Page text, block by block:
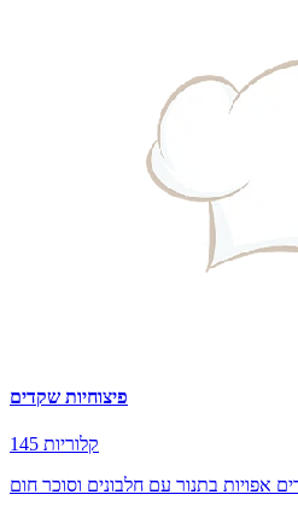
פיצוחיות שקדים
145 קלוריות
אפויות בתנור עם חלבונים וסוכר חום